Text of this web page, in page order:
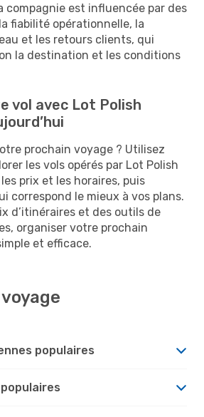
compagnie est influencée par des
fiabilité opérationnelle, la
et les retours clients, qui
la destination et les conditions
vol avec Lot Polish
prochain voyage ? Utilisez
les vols opérés par Lot Polish
prix et les horaires, puis
correspond le mieux à vos plans.
d’itinéraires et des outils de
organiser votre prochain
et efficace.
populaires